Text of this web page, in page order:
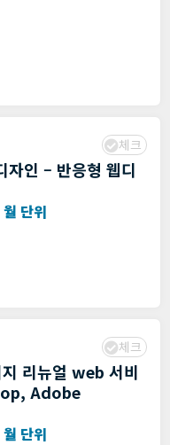
체크
인 – 반응형 웹디
단위
체크
리뉴얼 web 서비
Adobe
단위